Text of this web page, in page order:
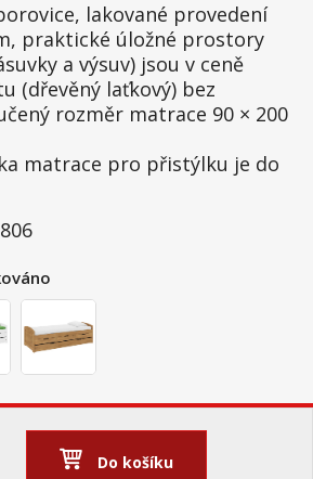
lakované provedení
praktické úložné prostory
a výsuv) jsou v ceně
(dřevěný laťkový) bez
rozměr matrace 90 × 200
matrace pro přistýlku je do
Do košíku